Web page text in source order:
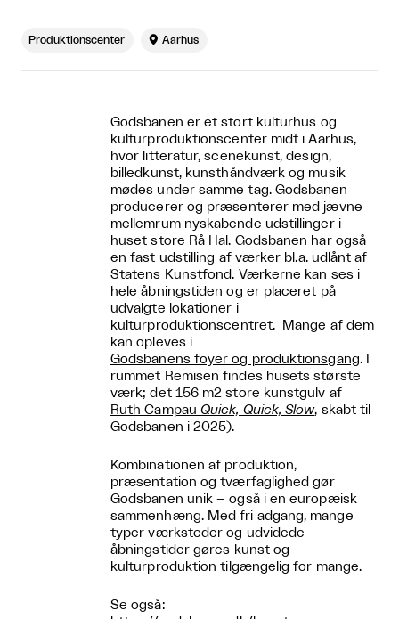
Produktionscenter  Aarhus
Godsbanen er et stort kulturhus og
kulturproduktionscenter midt i Aarhus,
hvor litteratur, scenekunst, design,
billedkunst, kunsthåndværk og musik
mødes under samme tag. Godsbanen
producerer og præsenterer med jævne
mellemrum nyskabende udstillinger i
huset store Rå Hal. Godsbanen har også
en fast udstilling af værker bl.a. udlånt af
Statens Kunstfond. Værkerne kan ses i
hele åbningstiden og er placeret på
udvalgte lokationer i
kulturproduktionscentret. Mange af dem
kan opleves i
Godsbanens foyer og produktionsgang. I
rummet Remisen findes husets største
værk; det 156 m2 store kunstgulv af
Ruth Campau Quick, Quick, Slow, skabt til
Godsbanen i 2025).
Kombinationen af produktion,
præsentation og tværfaglighed gør
Godsbanen unik – også i en europæisk
sammenhæng. Med fri adgang, mange
typer værksteder og udvidede
åbningstider gøres kunst og
kulturproduktion tilgængelig for mange.
Se også: